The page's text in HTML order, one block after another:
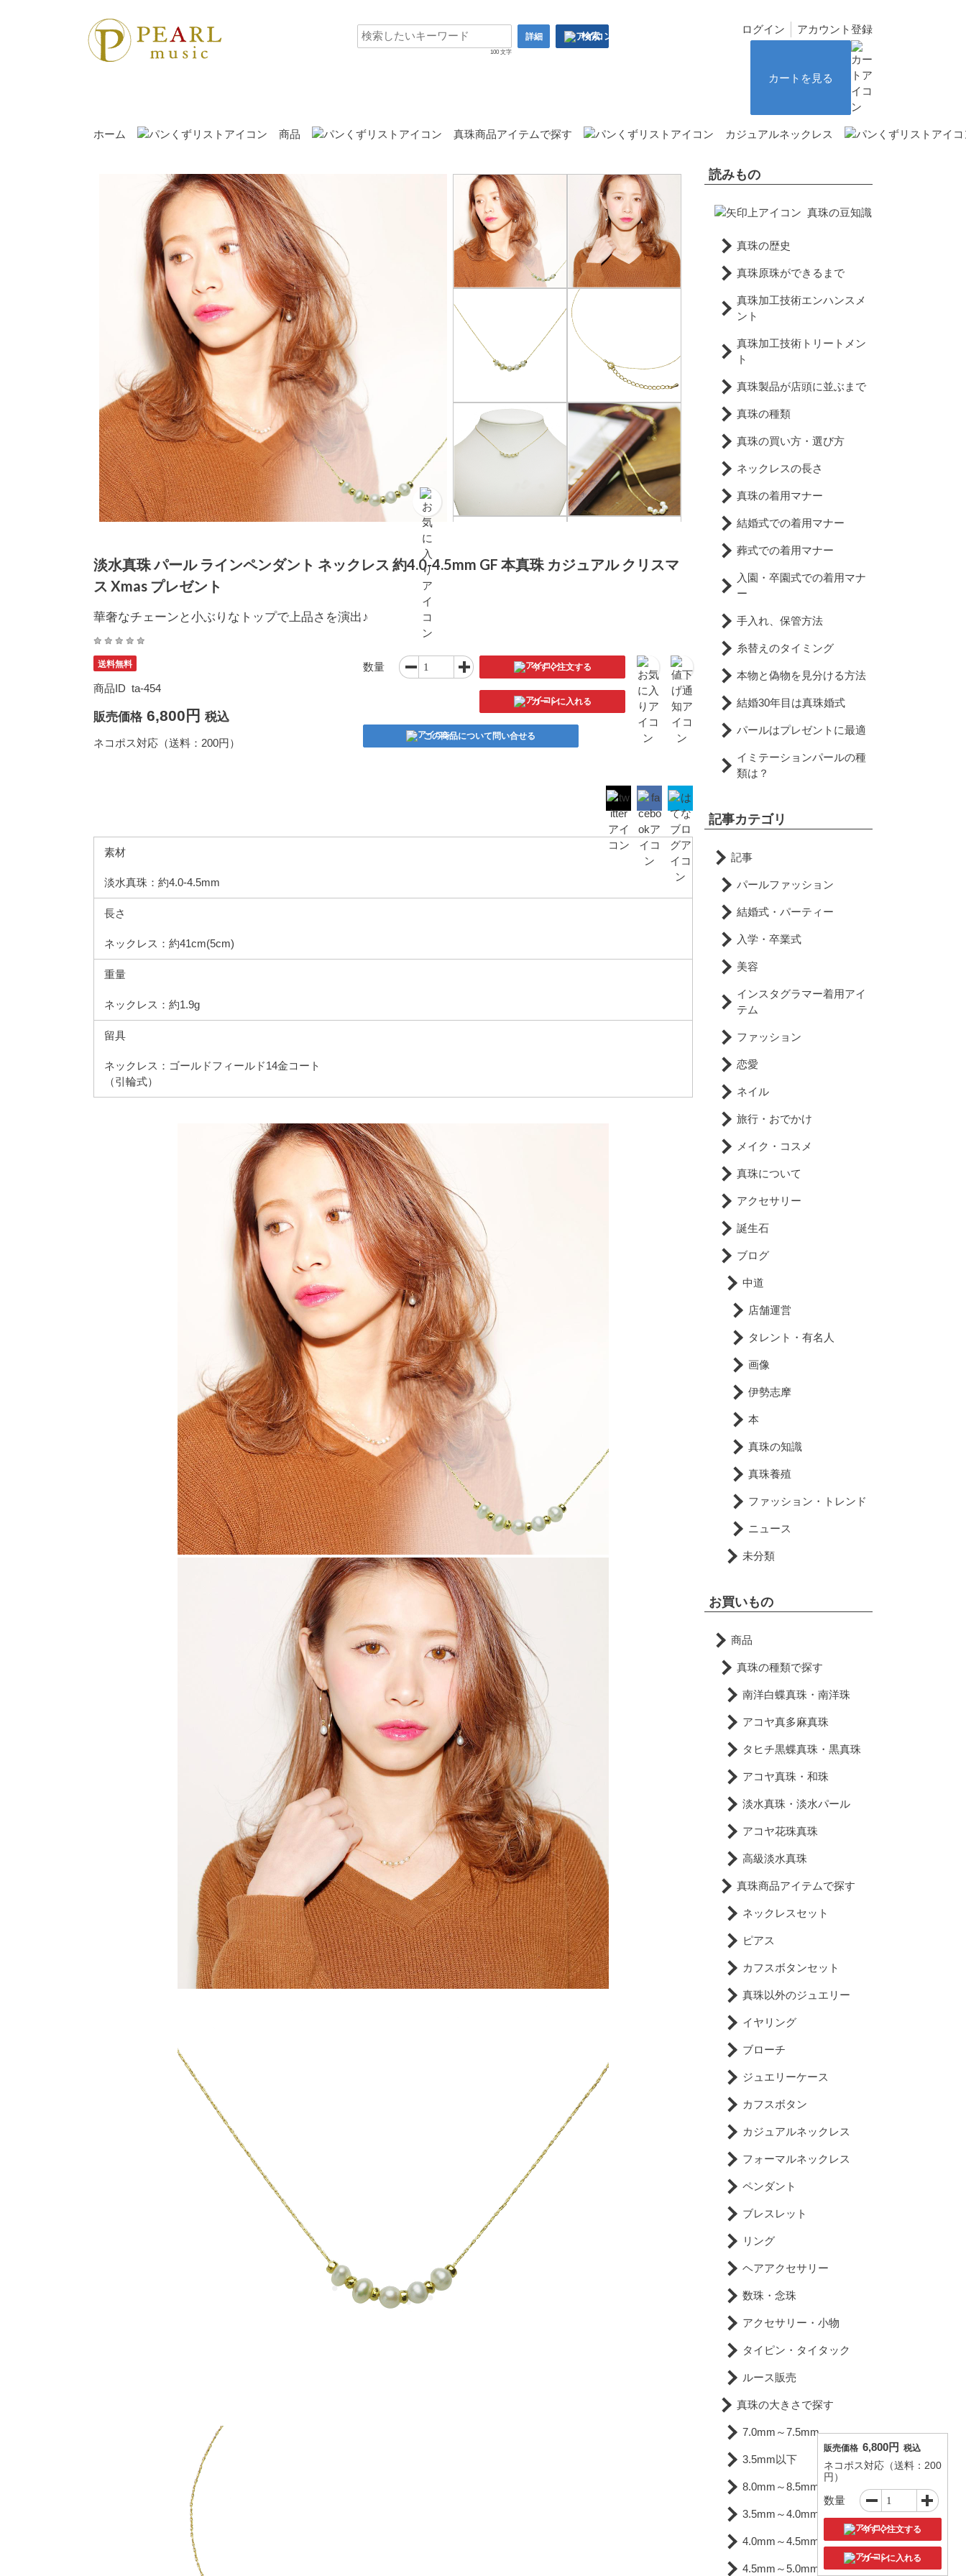
100 文字
詳細 検索
ログイン アカウント登録
カートを見る
ホーム 商品 真珠商品アイテムで探す カジュアルネックレス
淡水真珠 パール ラインペンダント ネックレス 約4.0-4.5mm GF 本真珠 カジュアル クリスマ
ス Xmas プレゼント
華奢なチェーンと小ぶりなトップで上品さを演出♪
送料無料
商品ID ta-454
販売価格 6,800円 税込
ネコポス対応（送料：200円）
数量 今すぐ注文する
カートに入れる
この商品について問い合せる
素材
淡水真珠：約4.0-4.5mm
長さ
ネックレス：約41cm(5cm)
重量
ネックレス：約1.9g
留具
ネックレス：ゴールドフィールド14金コート
（引輪式）
読みもの
真珠の豆知識
真珠の歴史
真珠原珠ができるまで
真珠加工技術エンハンスメ
ント
真珠加工技術トリートメン
ト
真珠製品が店頭に並ぶまで
真珠の種類
真珠の買い方・選び方
ネックレスの長さ
真珠の着用マナー
結婚式での着用マナー
葬式での着用マナー
入園・卒園式での着用マナ
ー
手入れ、保管方法
糸替えのタイミング
本物と偽物を見分ける方法
結婚30年目は真珠婚式
パールはプレゼントに最適
イミテーションパールの種
類は？
記事カテゴリ
記事
パールファッション
結婚式・パーティー
入学・卒業式
美容
インスタグラマー着用アイ
テム
ファッション
恋愛
ネイル
旅行・おでかけ
メイク・コスメ
真珠について
アクセサリー
誕生石
ブログ
中道
店舗運営
タレント・有名人
画像
伊勢志摩
本
真珠の知識
真珠養殖
ファッション・トレンド
ニュース
未分類
お買いもの
商品
真珠の種類で探す
南洋白蝶真珠・南洋珠
アコヤ真多麻真珠
タヒチ黒蝶真珠・黒真珠
アコヤ真珠・和珠
淡水真珠・淡水パール
アコヤ花珠真珠
高級淡水真珠
真珠商品アイテムで探す
ネックレスセット
ピアス
カフスボタンセット
真珠以外のジュエリー
イヤリング
ブローチ
ジュエリーケース
カフスボタン
カジュアルネックレス
フォーマルネックレス
ペンダント
ブレスレット
リング
ヘアアクセサリー
数珠・念珠
アクセサリー・小物
タイピン・タイタック
ルース販売
真珠の大きさで探す
7.0mm～7.5mm
3.5mm以下
8.0mm～8.5mm
3.5mm～4.0mm
4.0mm～4.5mm
4.5mm～5.0mm
販売価格 6,800円 税込
ネコポス対応（送料：200
円）
数量
今すぐ注文する
カートに入れる